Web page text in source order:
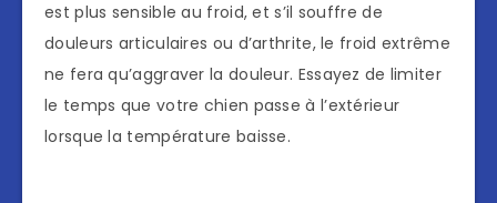
est plus sensible au froid, et s’il souffre de
douleurs articulaires ou d’arthrite, le froid extrême
ne fera qu’aggraver la douleur. Essayez de limiter
le temps que votre chien passe à l’extérieur
lorsque la température baisse.